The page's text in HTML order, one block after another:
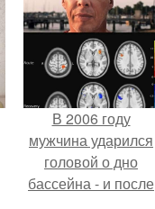
В 2006 году
мужчина ударился
головой о дно
бассейна - и после